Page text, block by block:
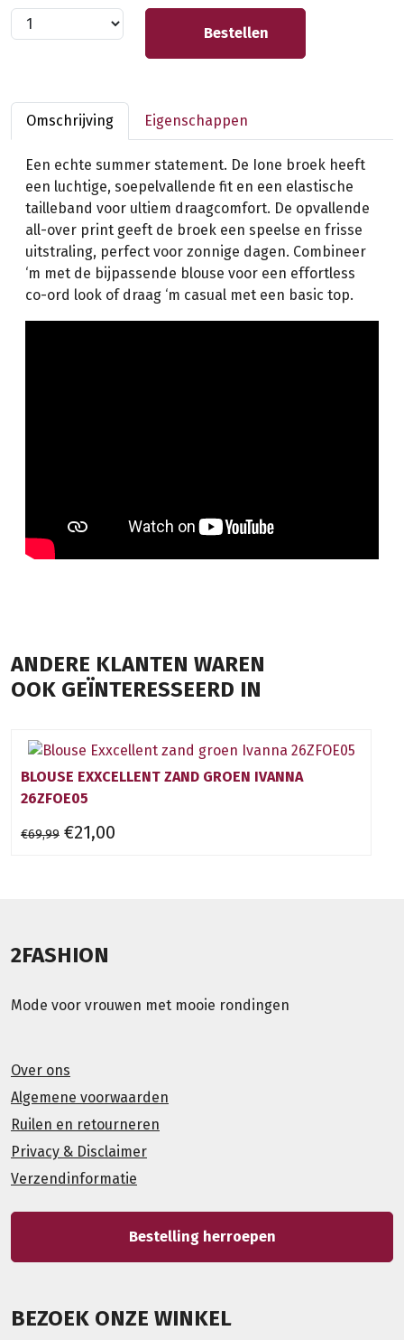
Bestellen
Omschrijving Eigenschappen
Een echte summer statement. De Ione broek heeft
een luchtige, soepelvallende fit en een elastische
tailleband voor ultiem draagcomfort. De opvallende
all-over print geeft de broek een speelse en frisse
uitstraling, perfect voor zonnige dagen. Combineer
‘m met de bijpassende blouse voor een effortless
co-ord look of draag ‘m casual met een basic top.
ANDERE KLANTEN WAREN
OOK GEÏNTERESSEERD IN
BLOUSE EXXCELLENT ZAND GROEN IVANNA
26ZFOE05
€69,99 €21,00
2FASHION
Mode voor vrouwen met mooie rondingen
Over ons
Algemene voorwaarden
Ruilen en retourneren
Privacy & Disclaimer
Verzendinformatie
Bestelling herroepen
BEZOEK ONZE WINKEL